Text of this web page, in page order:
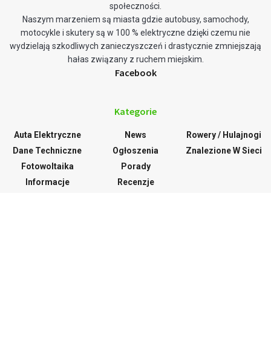
społeczności.
Naszym marzeniem są miasta gdzie autobusy, samochody,
motocykle i skutery są w 100 % elektryczne dzięki czemu nie
wydzielają szkodliwych zanieczyszczeń i drastycznie zmniejszają
hałas związany z ruchem miejskim.
Facebook
Kategorie
Auta Elektryczne
Dane Techniczne
Fotowoltaika
Informacje
News
Ogłoszenia
Porady
Recenzje
Rowery / Hulajnogi
Znalezione W Sieci